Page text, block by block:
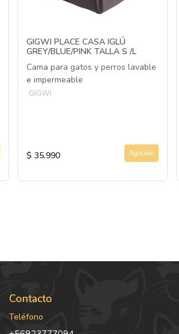
GIGWI PLACE CASA IGLÚ
GREY/BLUE/PINK TALLA S /L
Cama para gatos y perros lavable
e impermeable
GIGWI
$ 35.990 Agotado
Contacto
Teléfono